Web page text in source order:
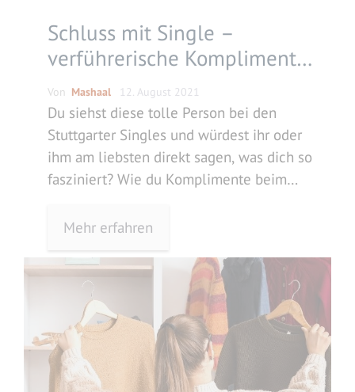
Schluss mit Single –
verführerische Komplimente
beim Online Dating
Von Mashaal 12. August 2021
Du siehst diese tolle Person bei den
Stuttgarter Singles und würdest ihr oder
ihm am liebsten direkt sagen, was dich so
fasziniert? Wie du Komplimente beim
Mehr erfahren